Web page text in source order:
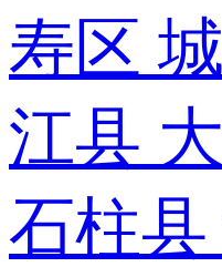
寿区
江县
石柱县